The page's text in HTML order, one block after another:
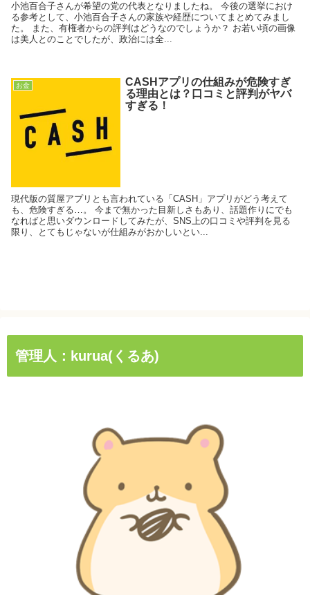
小池百合子さんが希望の党の代表となりましたね。 今後の選挙におけ
る参考として、小池百合子さんの家族や経歴についてまとめてみまし
た。 また、有権者からの評判はどうなのでしょうか？ お若い頃の画像
は美人とのことでしたが、政治には全...
お金
CASHアプリの仕組みが危険すぎ
る理由とは？口コミと評判がヤバ
すぎる！
現代版の質屋アプリとも言われている「CASH」アプリがどう考えて
も、危険すぎる…。 今まで無かった目新しさもあり、話題作りにでも
なればと思いダウンロードしてみたが、SNS上の口コミや評判を見る
限り、とてもじゃないが仕組みがおかしいとい...
管理人：kurua(くるあ)